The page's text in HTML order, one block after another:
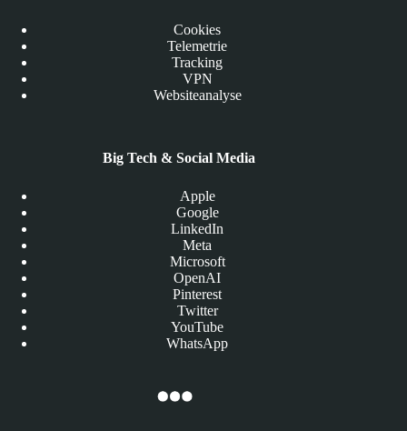
Cookies
Telemetrie
Tracking
VPN
Websiteanalyse
Big Tech & Social Media
Apple
Google
LinkedIn
Meta
Microsoft
OpenAI
Pinterest
Twitter
YouTube
WhatsApp